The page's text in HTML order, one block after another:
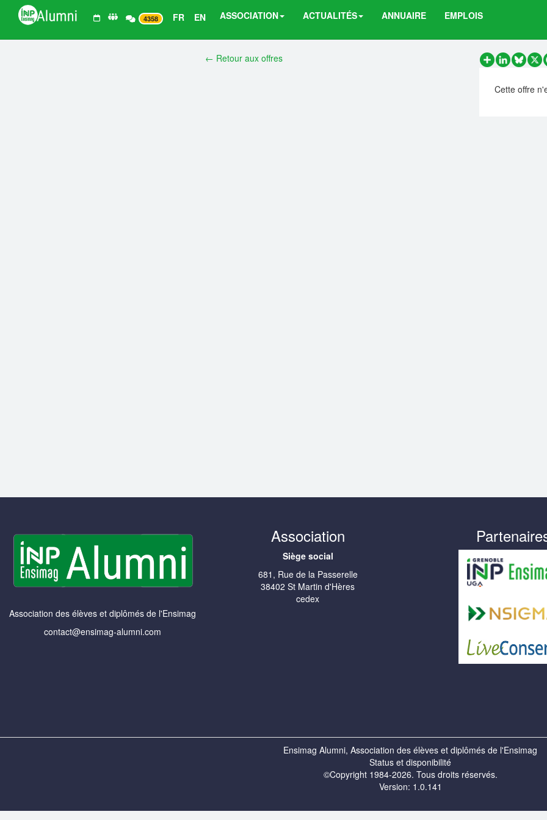
4358 FR EN ASSOCIATION ACTUALITÉS ANNUAIRE EMPLOIS
← Retour aux offres
PartagerLinkedInX
Cette offre
Association des élèves et diplômés de l'Ensimag
contact@ensimag-alumni.com
Association
Siège social
681, Rue de la Passerelle
38402 St Martin d'Hères
cedex
Ensimag Alumni, Association des élèves et diplômés de l'Ensimag
Status et disponibilité
©Copyright 1984-2026. Tous droits réservés.
Version: 1.0.141